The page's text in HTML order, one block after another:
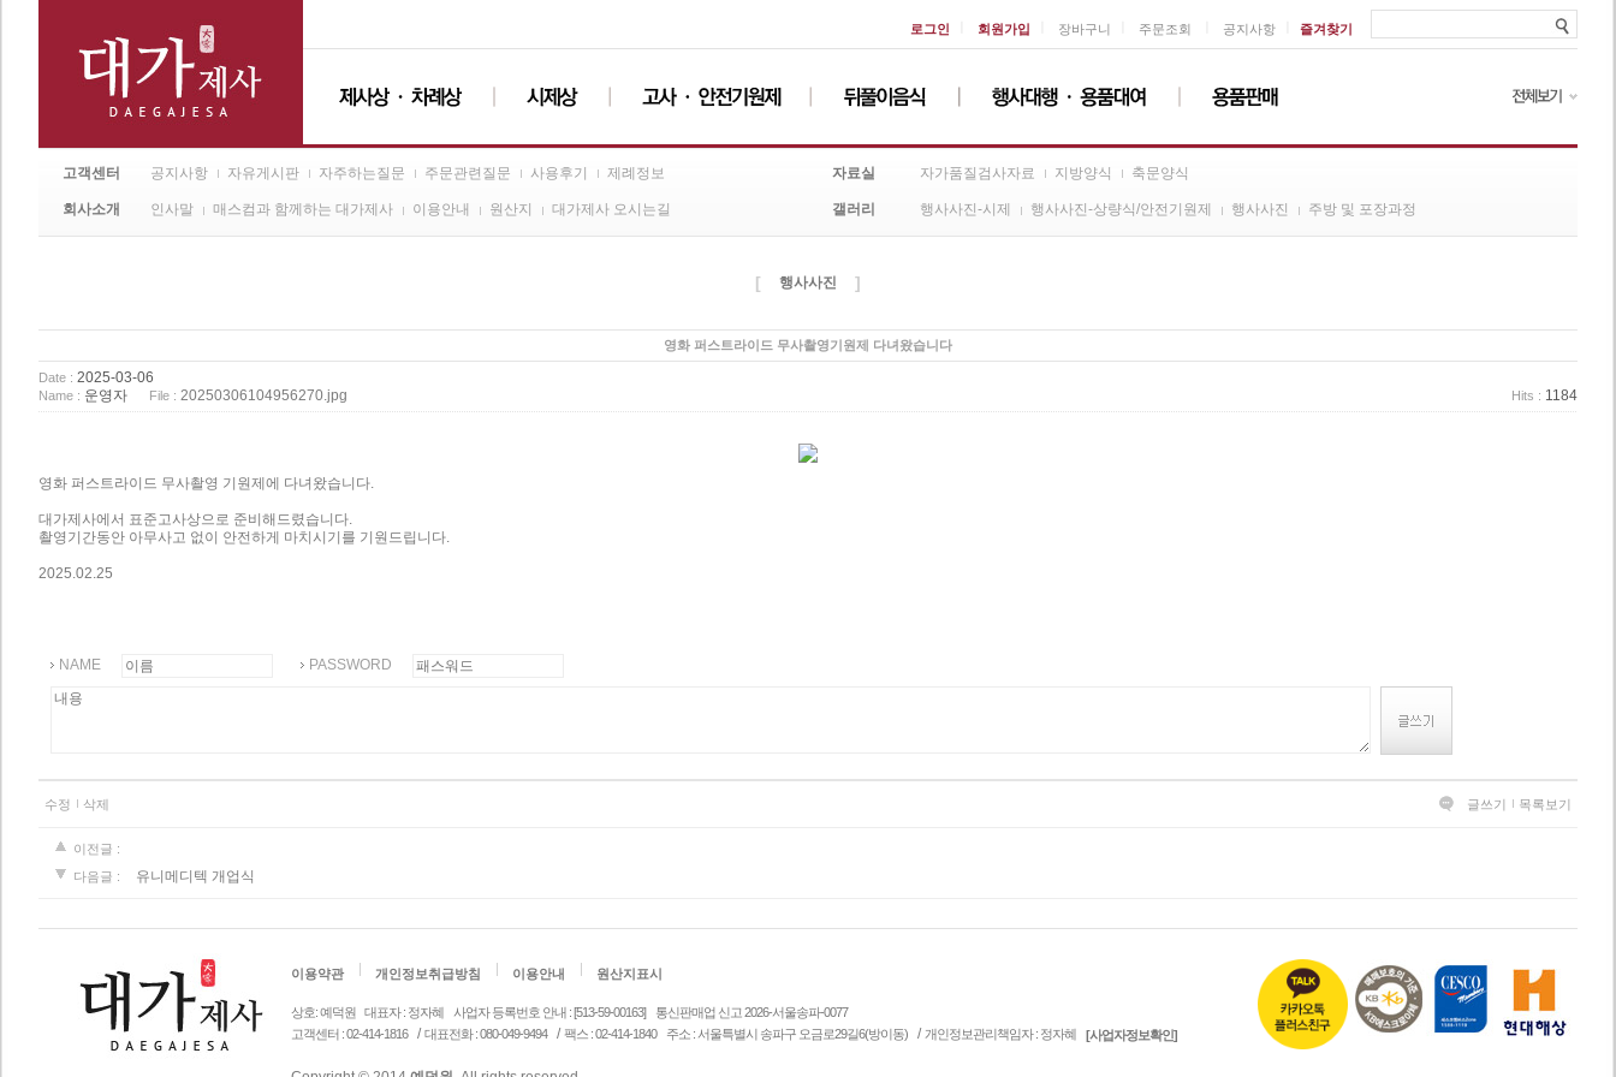
즐겨찾기
로그인 회원가입 장바구니 주문조회 공지사항
고객센터 공지사항 자유게시판 자주하는질문 주문관련질문 사용후기 제례정보 자료실 자가품질검사자료 지방양식 축문양식
회사소개 인사말 매스컴과 함께하는 대가제사 이용안내 원산지 대가제사 오시는길 갤러리 행사사진-시제 행사사진-상량식/안전기원제 행사사진 주방 및 포장과정
[ 행사사진 ]
영화 퍼스트라이드 무사촬영기원제 다녀왔습니다
Date : 2025-03-06
Name : 운영자 File : 20250306104956270.jpg Hits : 1184
영화 퍼스트라이드 무사촬영 기원제에 다녀왔습니다.
대가제사에서 표준고사상으로 준비해드렸습니다.
촬영기간동안 아무사고 없이 안전하게 마치시기를 기원드립니다.
2025.02.25
NAME PASSWORD
수정 삭제 글쓰기 목록보기
이전글 :
다음글 :
유니메디텍 개업식
이용약관 개인정보취급방침 이용안내 원산지표시
상호: 예덕원 대표자 : 정자혜 사업자 등록번호 안내 : [513-59-00163]
통신판매업 신고 2026-서울송파-0077
고객센터 : 02-414-1816
/대표전화 : 080-049-9494 /팩스 : 02-414-1840 주소 : 서울특별시 송파구 오금로29길6(방이동) / 개인정보관리책임자 : 정자혜 [사업자정보확인]